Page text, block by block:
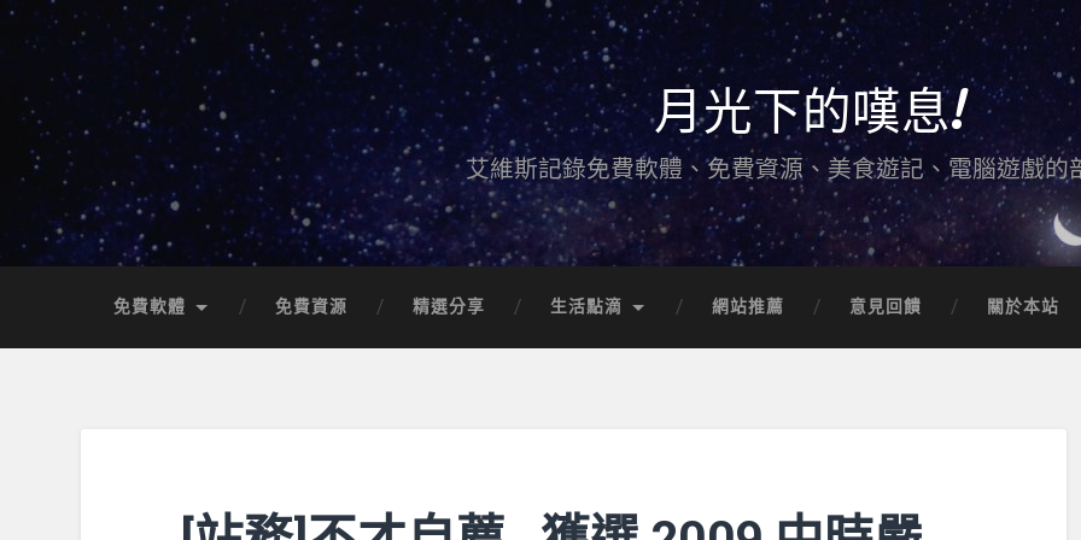
月光下的嘆息!
艾維斯記錄免費軟體、免費資源、美食遊記、電腦遊戲的
免費軟體 免費資源 精選分享 生活點滴 網站推薦 意見回饋 關於本站